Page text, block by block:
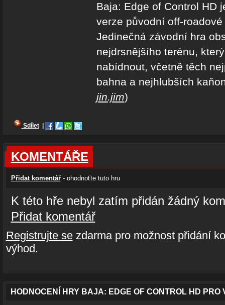
Baja: Edge of Control HD
verze původní off-
Jedinečná závodní hra
nejdrsnějšího terénu,
nabídnout, včetně těch
bahna a nejhlubších
jin.jim)
Sdílet
KOMENTÁŘE
Přidat komentář- ohodnoťte tuto hru
K této hře nebyl zatím přidán žádný
Přidat komentář
Registrujte sezdarma pro možnost přidání
výhod.
HODNOCENÍ HRY BAJA: EDGE OF CONTROL HD PRO